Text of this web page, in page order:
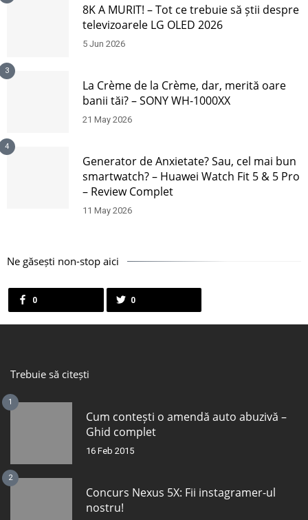
8K A MURIT! – Tot ce trebuie să știi despre
televizoarele LG OLED 2026
5 Jun 2026
3
La Crème de la Crème, dar, merită oare
banii tăi? – SONY WH-1000XX
21 May 2026
4
Generator de Anxietate? Sau, cel mai bun
smartwatch? – Huawei Watch Fit 5 & 5 Pro
– Review Complet
11 May 2026
Ne găsești non-stop aici
0 0
Trebuie să citești
1
Cum contești o amendă auto abuzivă –
Ghid complet
16 Feb 2015
2
Concurs Nexus 5X: Fii instagramer-ul
nostru!